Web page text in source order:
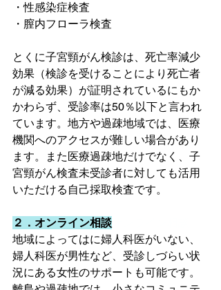
・性感染症検査
・膣内フローラ検査
とくに子宮頸がん検診は、死亡率減少
効果（検診を受けることにより死亡者
が減る効果）が証明されているにもか
かわらず、受診率は50％以下と言われ
ています。地方や過疎地域では、医療
機関へのアクセスが難しい場合があり
ます。また医療過疎地だけでなく、子
宮頸がん検査未受診者に対しても活用
いただける自己採取検査です。
２．オンライン相談
地域によってはに婦人科医がいない、
婦人科医が男性など、受診しづらい状
況にある女性のサポートも可能です。